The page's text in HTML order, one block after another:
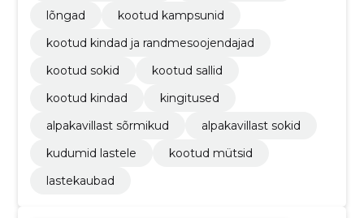
lõngad
kootud kampsunid
kootud kindad ja randmesoojendajad
kootud sokid
kootud sallid
kootud kindad
kingitused
alpakavillast sõrmikud
alpakavillast sokid
kudumid lastele
kootud mütsid
lastekaubad